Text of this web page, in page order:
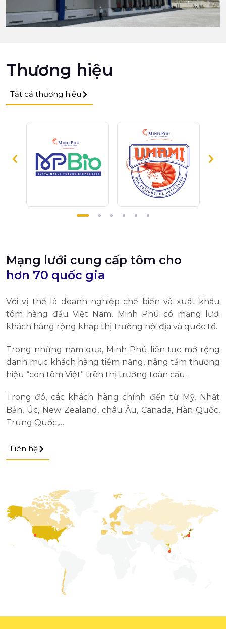
Thương hiệu
Tất cả thương hiệu
Mạng lưới cung cấp tôm cho
hơn 70 quốc gia
Với vị thế là doanh nghiệp chế biến và xuất khẩu
tôm hàng đầu Việt Nam, Minh Phú có mạng lưới
khách hàng rộng khắp thị trường nội địa và quốc tế.
Trong những năm qua, Minh Phú liên tục mở rộng
danh mục khách hàng tiềm năng, nâng tầm thương
hiệu “con tôm Việt” trên thị trường toàn cầu.
Trong đó, các khách hàng chính đến từ Mỹ. Nhật
Bản, Úc, New Zealand, châu Âu, Canada, Hàn Quốc,
Trung Quốc,…
Liên hệ